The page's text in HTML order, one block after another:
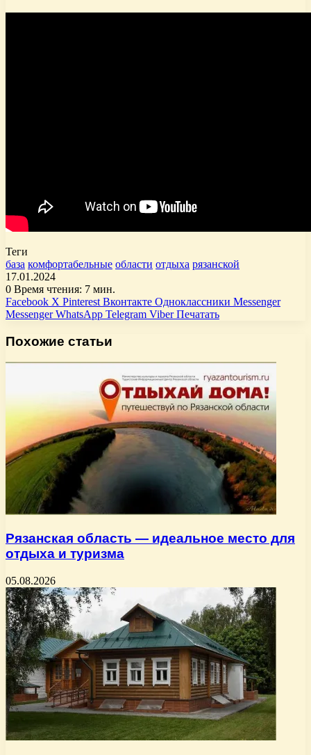
Теги
база комфортабельные области отдыха рязанской
17.01.2024
0 Время чтения: 7 мин.
Facebook X Pinterest Вконтакте Одноклассники Messenger
Messenger WhatsApp Telegram Viber Печатать
Похожие статьи
Рязанская область — идеальное место для
отдыха и туризма
05.08.2026